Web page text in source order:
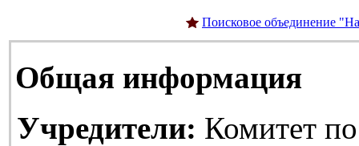
Поисковое объединение
Общая информация
Учредители: Комитет